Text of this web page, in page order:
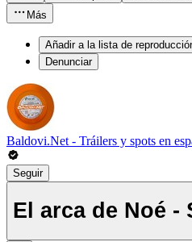
Más
Añadir a la lista de
Denunciar
Baldovi.Net - Tráilers y spots en
Seguir
El arca de Noé -